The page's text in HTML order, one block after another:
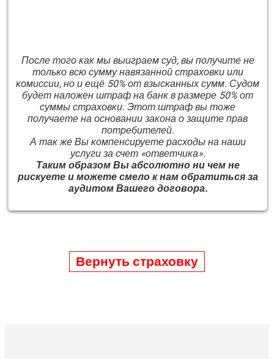
После того как мы выиграем суд, вы получите не
только всю сумму навязанной страховки или
комиссии, но и ещё 50% от взысканных сумм. Судом
будет наложен штраф на банк в размере 50% от
суммы страховки. Этот штраф вы тоже
получаете на основании закона о защите прав
потребителей.
А так же Вы компенсируете расходы на наши
услуги за счет «ответчика».
Таким образом Вы абсолютно ни чем не
рискуете и можете смело к нам обратиться за
аудитом Вашего договора.
Вернуть страховку